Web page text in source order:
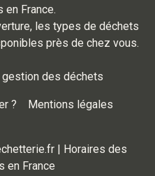
en France.
les types de déchets
près de chez vous.
des déchets
? Mentions légales
| Horaires des
en France